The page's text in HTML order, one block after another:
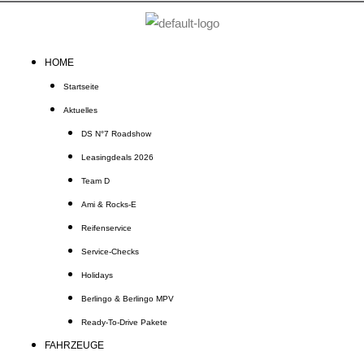
HOME
Startseite
Aktuelles
DS N°7 Roadshow
Leasingdeals 2026
Team D
Ami & Rocks-E
Reifenservice
Service-Checks
Holidays
Berlingo & Berlingo MPV
Ready-To-Drive Pakete
FAHRZEUGE